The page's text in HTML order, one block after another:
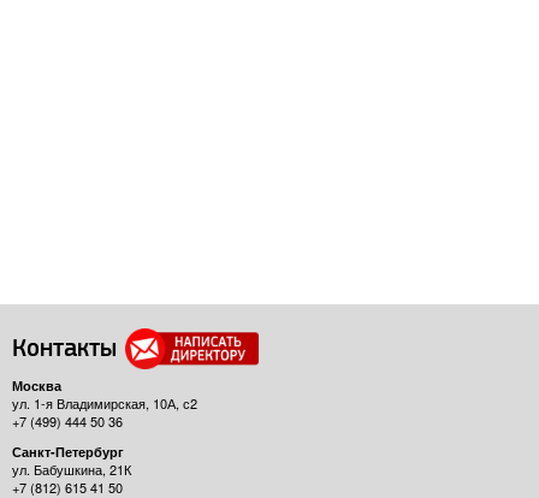
Контакты
Москва
ул. 1-я Владимирская, 10А, с2
+7 (499) 444 50 36
Санкт-Петербург
ул. Бабушкина, 21К
+7 (812) 615 41 50